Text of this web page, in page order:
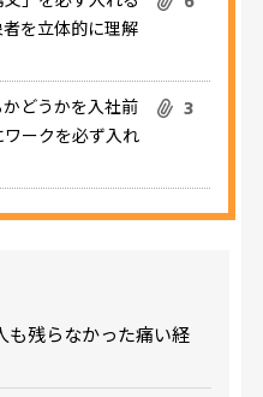
を立体的に理解
どうかを入社前
ークを必ず入れ
3
も残らなかった痛い経